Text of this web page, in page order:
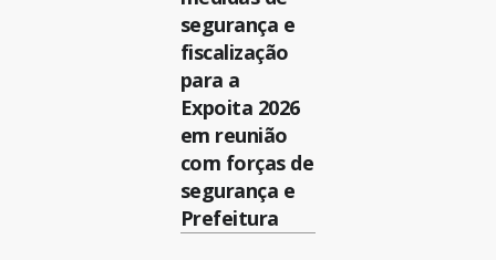
segurança e
fiscalização
para a
Expoita 2026
em reunião
com forças de
segurança e
Prefeitura